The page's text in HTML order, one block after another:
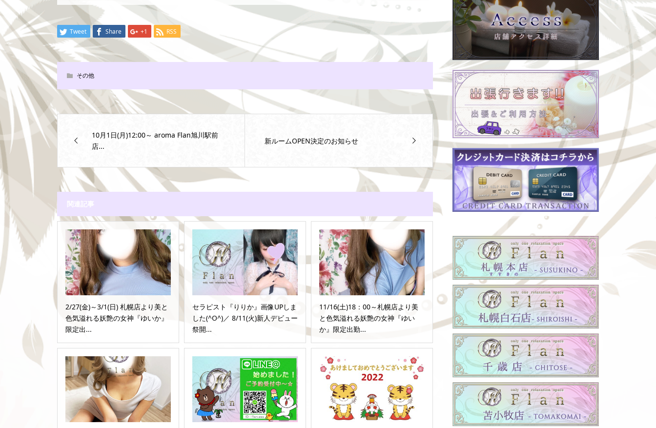
Tweet Share +1 RSS
その他
10月1日(月)12:00～ aroma Flan旭川駅前
店...
新ルームOPEN決定のお知らせ
関連記事
2/27(金)～3/1(日) 札幌店より美と
色気溢れる妖艶の女神『ゆいか』
限定出...
セラピスト『りりか』画像UPしま
した(^O^)／ 8/11(火)新人デビュー
祭開...
11/16(土)18：00～札幌店より美
と色気溢れる妖艶の女神『ゆい
か』限定出勤...